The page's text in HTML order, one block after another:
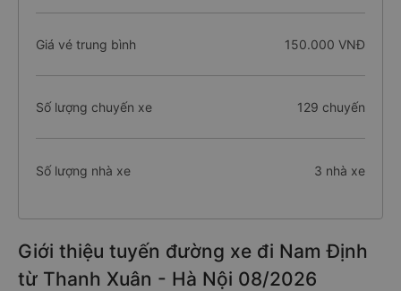
Giá vé trung bình 150.000 VNĐ
Số lượng chuyến xe 129 chuyến
Số lượng nhà xe 3 nhà xe
Giới thiệu tuyến đường xe đi Nam Định
từ Thanh Xuân - Hà Nội 08/2026